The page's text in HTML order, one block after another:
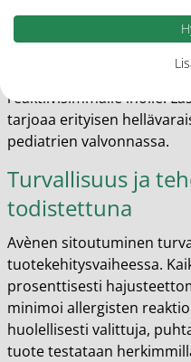
taas Cleanance-tuotteet
epäpuhtauksiin
ehkäisee ikääntymisen
ja Tolerance-tuotteet
reaktiivisimmalle iholle.
tarjoaa erityisen
pediatrien valvonnassa.
Turvallisuus ja
todistettuna
Avènen sitoutuminen
tuotekehitysvaiheessa.
prosenttisesti
minimoi allergisten
huolellisesti valittuja,
tuote testataan